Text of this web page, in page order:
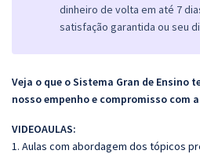
dinheiro de volta em até 7
satisfação garantida ou seu
Veja o que o Sistema Gran de Ensino
nosso empenho e compromisso com
VIDEOAULAS:
1. Aulas com abordagem dos tópicos